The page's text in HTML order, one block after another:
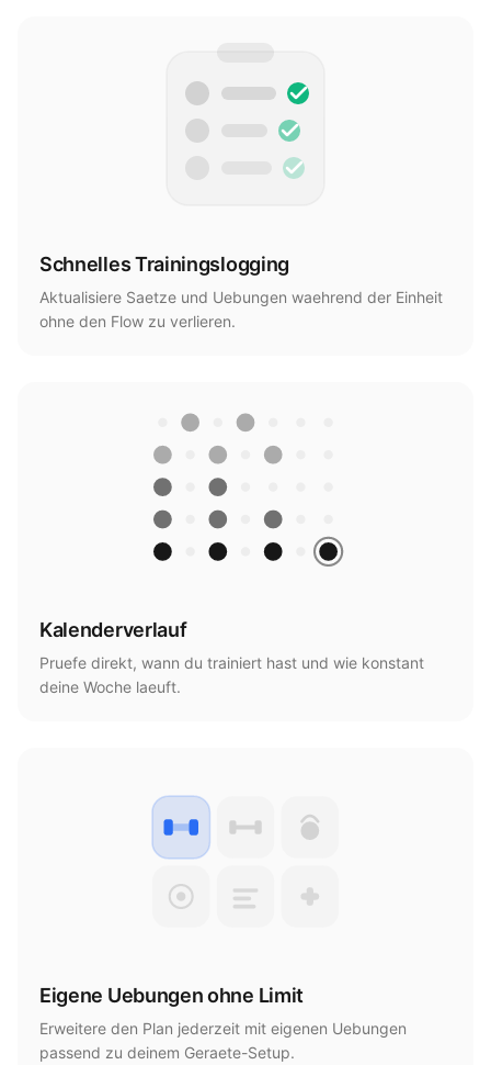
Schnelles Trainingslogging
Aktualisiere Saetze und Uebungen waehrend der Einheit
ohne den Flow zu verlieren.
Kalenderverlauf
Pruefe direkt, wann du trainiert hast und wie konstant
deine Woche laeuft.
Eigene Uebungen ohne Limit
Erweitere den Plan jederzeit mit eigenen Uebungen
passend zu deinem Geraete-Setup.